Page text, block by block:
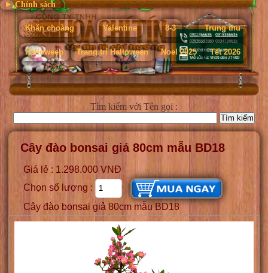
Chính sách
Khăn choàng Valentine 8-3 Trung thu
Halloween Trang trí Halloween Noel 2025 Tết 2026
Tìm kiếm với Tên gọi :
Cây đào bonsai giả 80cm mẫu BD18
Giá lẻ : 1.298.000 VNĐ
Chọn số lượng :
Cây đào bonsai giả 80cm mẫu BD18